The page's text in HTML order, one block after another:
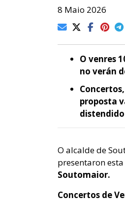
8 Maio 2026
O venres
no verán
proposta
O alcalde de
presentaron
Soutomaior.
Concertos de